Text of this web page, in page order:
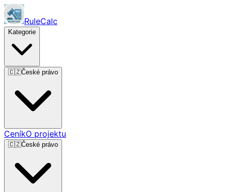
RuleCalc
Kategorie
🇨🇿České právo
CeníkO projektu
🇨🇿České právo